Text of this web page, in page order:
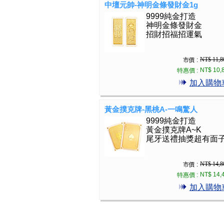
中壇元帥-神明金條發財金1g
9999純金打造
神明金條發財金
招財招福招運氣
市價 : NT$
特惠價 : NT$
加入購物
黃金撲克牌-黑桃A-一鳴驚人
9999純金打造
黃金撲克牌A~K
尾牙送禮抽獎超有面
市價 : NT$
特惠價 : NT$
加入購物